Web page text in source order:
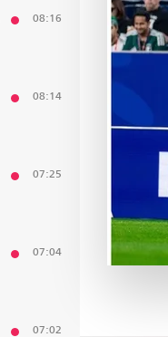
08:16
08:14
07:25
07:04
07:02